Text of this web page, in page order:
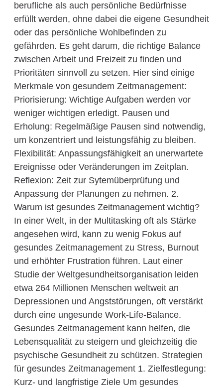
berufliche als auch persönliche Bedürfnisse
erfüllt werden, ohne dabei die eigene Gesundheit
oder das persönliche Wohlbefinden zu
gefährden. Es geht darum, die richtige Balance
zwischen Arbeit und Freizeit zu finden und
Prioritäten sinnvoll zu setzen. Hier sind einige
Merkmale von gesundem Zeitmanagement:
Priorisierung: Wichtige Aufgaben werden vor
weniger wichtigen erledigt. Pausen und
Erholung: Regelmäßige Pausen sind notwendig,
um konzentriert und leistungsfähig zu bleiben.
Flexibilität: Anpassungsfähigkeit an unerwartete
Ereignisse oder Veränderungen im Zeitplan.
Reflexion: Zeit zur Sytemüberprüfung und
Anpassung der Planungen zu nehmen. 2.
Warum ist gesundes Zeitmanagement wichtig?
In einer Welt, in der Multitasking oft als Stärke
angesehen wird, kann zu wenig Fokus auf
gesundes Zeitmanagement zu Stress, Burnout
und erhöhter Frustration führen. Laut einer
Studie der Weltgesundheitsorganisation leiden
etwa 264 Millionen Menschen weltweit an
Depressionen und Angststörungen, oft verstärkt
durch eine ungesunde Work-Life-Balance.
Gesundes Zeitmanagement kann helfen, die
Lebensqualität zu steigern und gleichzeitig die
psychische Gesundheit zu schützen. Strategien
für gesundes Zeitmanagement 1. Zielfestlegung:
Kurz- und langfristige Ziele Um gesundes